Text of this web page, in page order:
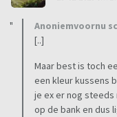
Anoniemvoornu
[..]
Maar best is toch
een kleur kussens
je ex er nog
op de bank en dus